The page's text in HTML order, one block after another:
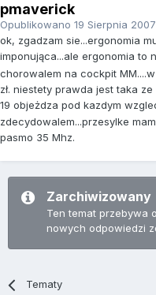
pmaverick
Opublikowano 19 Sierpnia 2007
ok, zgadzam sie...ergonomia
imponująca...ale ergonomia to
chorowalem na cockpit
zł. niestety prawda jest taka
19 objeżdza pod kazdym
zdecydowalem...przesylke
pasmo 35 Mhz.
Zarchiwizowany
Ten temat przebywa
nowych odpowiedzi
Tematy